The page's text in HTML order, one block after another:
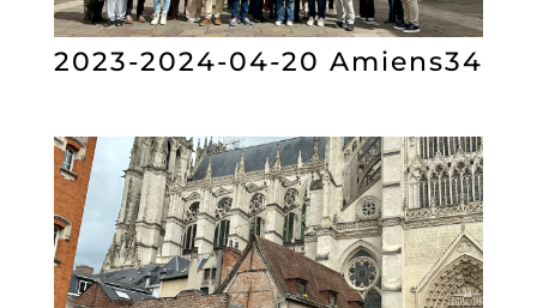
2023-2024-04-20 Amiens34